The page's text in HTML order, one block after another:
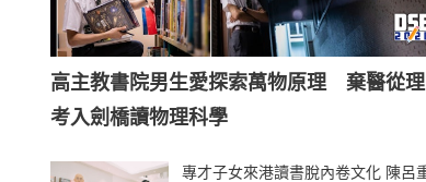
高主教書院男生愛探索萬物原理 棄醫從理
考入劍橋讀物理科學
專才子女來港讀書脫內卷文化 陳呂重